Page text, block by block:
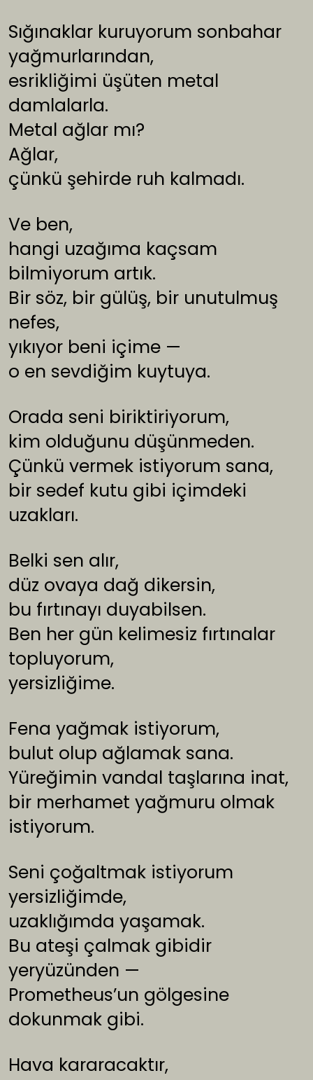
Sığınaklar kuruyorum sonbahar
yağmurlarından,
esrikliğimi üşüten metal
damlalarla.
Metal ağlar mı?
Ağlar,
çünkü şehirde ruh kalmadı.
Ve ben,
hangi uzağıma kaçsam
bilmiyorum artık.
Bir söz, bir gülüş, bir unutulmuş
nefes,
yıkıyor beni içime —
o en sevdiğim kuytuya.
Orada seni biriktiriyorum,
kim olduğunu düşünmeden.
Çünkü vermek istiyorum sana,
bir sedef kutu gibi içimdeki
uzakları.
Belki sen alır,
düz ovaya dağ dikersin,
bu fırtınayı duyabilsen.
Ben her gün kelimesiz fırtınalar
topluyorum,
yersizliğime.
Fena yağmak istiyorum,
bulut olup ağlamak sana.
Yüreğimin vandal taşlarına inat,
bir merhamet yağmuru olmak
istiyorum.
Seni çoğaltmak istiyorum
yersizliğimde,
uzaklığımda yaşamak.
Bu ateşi çalmak gibidir
yeryüzünden —
Prometheus’un gölgesine
dokunmak gibi.
Hava kararacaktır,